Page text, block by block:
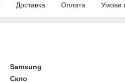
Доставка Оплата Умови
Samsung
Скло